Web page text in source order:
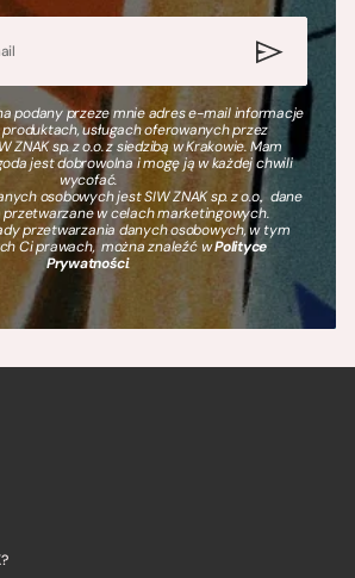
podany przeze mnie adres e-mail informacje
usługach oferowanych przez
ZNAK sp. z o.o. z siedzibą w Krakowie. Mam
jest dobrowolna i mogę ją w każdej chwili
wycofać.
osobowych jest SIW ZNAK sp. z o.o., dane
przetwarzane w celach marketingowych.
przetwarzania danych osobowych, w tym
Ci prawach, można znaleźć wPolityce
Prywatności.